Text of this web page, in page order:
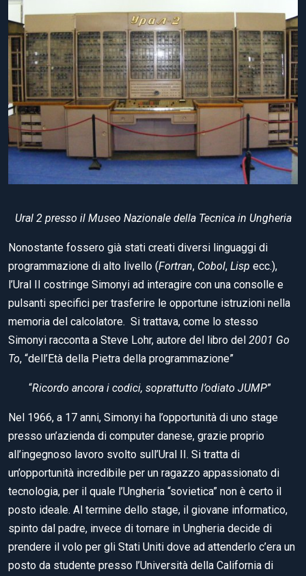
Ural 2 presso il Museo Nazionale della Tecnica in Ungheria
Nonostante fossero già stati creati diversi linguaggi di
programmazione di alto livello (Fortran, Cobol, Lisp ecc.),
l’Ural II costringe Simonyi ad interagire con una consolle e
pulsanti specifici per trasferire le opportune istruzioni nella
memoria del calcolatore. Si trattava, come lo stesso
Simonyi racconta a Steve Lohr, autore del libro del 2001 Go
To, “dell’Età della Pietra della programmazione”
“Ricordo ancora i codici, soprattutto l’odiato JUMP”
Nel 1966, a 17 anni, Simonyi ha l’opportunità di uno stage
presso un’azienda di computer danese, grazie proprio
all’ingegnoso lavoro svolto sull’Ural II. Si tratta di
un’opportunità incredibile per un ragazzo appassionato di
tecnologia, per il quale l’Ungheria “sovietica” non è certo il
posto ideale. Al termine dello stage, il giovane informatico,
spinto dal padre, invece di tornare in Ungheria decide di
prendere il volo per gli Stati Uniti dove ad attenderlo c’era un
posto da studente presso l’Università della California di